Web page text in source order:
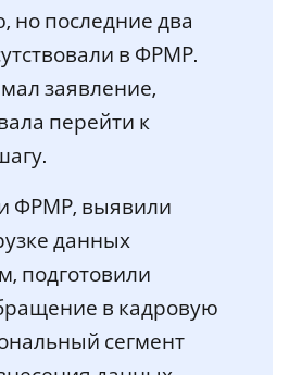
но последние два
в ФРМР.
заявление,
перейти к
ФРМР, выявили
данных
подготовили
в кадровую
сегмент